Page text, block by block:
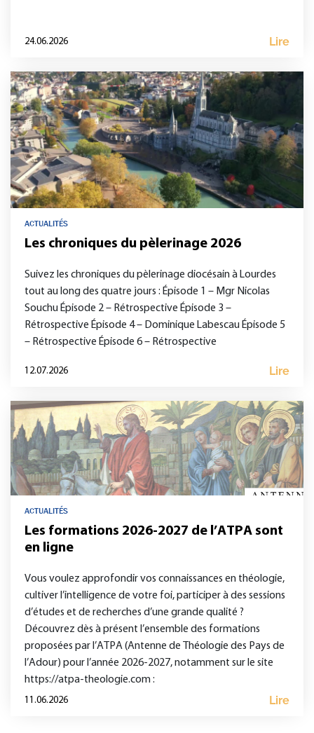
24.06.2026 Lire
ACTUALITÉS
Les chroniques du pèlerinage 2026
Suivez les chroniques du pèlerinage diocésain à Lourdes
tout au long des quatre jours : Épisode 1 – Mgr Nicolas
Souchu Épisode 2 – Rétrospective Épisode 3 –
Rétrospective Épisode 4 – Dominique Labescau Épisode 5
– Rétrospective Épisode 6 – Rétrospective
12.07.2026 Lire
ACTUALITÉS
Les formations 2026-2027 de l’ATPA sont
en ligne
Vous voulez approfondir vos connaissances en théologie,
cultiver l’intelligence de votre foi, participer à des sessions
d’études et de recherches d’une grande qualité ?
Découvrez dès à présent l’ensemble des formations
proposées par l’ATPA (Antenne de Théologie des Pays de
l’Adour) pour l’année 2026-2027, notamment sur le site
https://atpa-theologie.com :
11.06.2026 Lire